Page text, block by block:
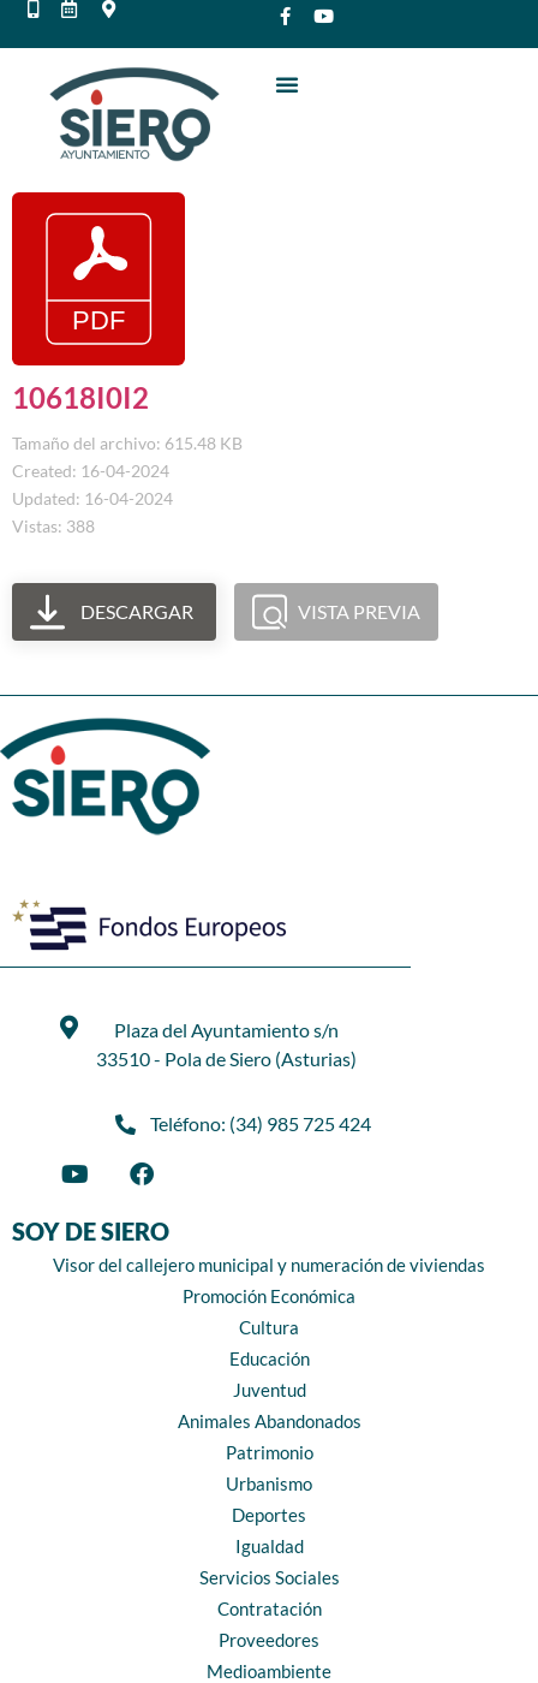
10618I0I2
Tamaño del archivo: 615.48 KB
Created: 16-04-2024
Updated: 16-04-2024
Vistas: 388
DESCARGAR VISTA PREVIA
Plaza del Ayuntamiento s/n
33510 - Pola de Siero (Asturias)
Teléfono: (34) 985 725 424
SOY DE SIERO
Visor del callejero municipal y numeración de viviendas
Promoción Económica
Cultura
Educación
Juventud
Animales Abandonados
Patrimonio
Urbanismo
Deportes
Igualdad
Servicios Sociales
Contratación
Proveedores
Medioambiente